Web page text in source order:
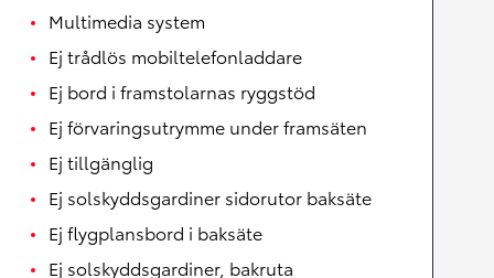
Multimedia system
Ej trådlös mobiltelefonladdare
Ej bord i framstolarnas ryggstöd
Ej förvaringsutrymme under framsäten
Ej tillgänglig
Ej solskyddsgardiner sidorutor baksäte
Ej flygplansbord i baksäte
Ej solskyddsgardiner, bakruta